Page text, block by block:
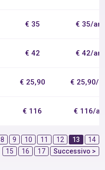
€ 35 € 35/
€ 42 € 42/
€ 25,90 € 25,90/
€ 116 € 116/
8 9 10 11 12 13
14
15
16 17 Successivo >